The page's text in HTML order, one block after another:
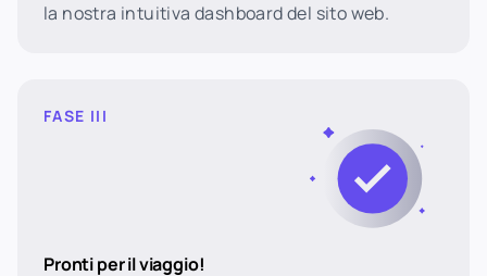
la nostra intuitiva dashboard del sito web.
FASE III
Pronti per il viaggio!